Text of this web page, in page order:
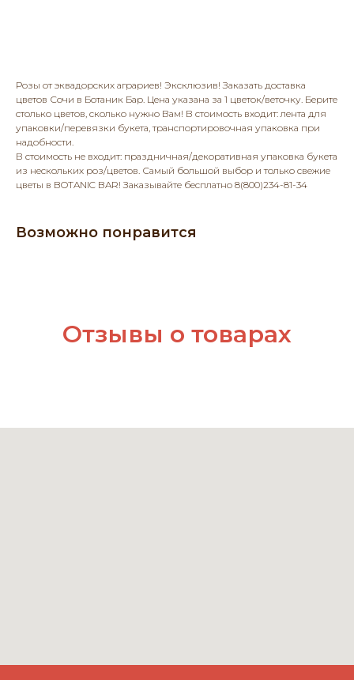
Розы от эквадорских аграриев! Эксклюзив! Заказать доставка
цветов Сочи в Ботаник Бар. Цена указана за 1 цветок/веточку. Берите
столько цветов, сколько нужно Вам! В стоимость входит: лента для
упаковки/перевязки букета, транспортировочная упаковка при
надобности.
В стоимость не входит: праздничная/декоративная упаковка букета
из нескольких роз/цветов. Самый большой выбор и только свежие
цветы в BOTANIC BAR! Заказывайте бесплатно 8(800)234-81-34
Возможно понравится
Отзывы о товарах